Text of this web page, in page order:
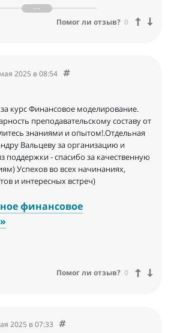
образование.
Помог ли отзыв? 0
2025 в 08:54
курс Финансовое моделирование.
преподавательскому составу от
знаниями и опытом!.Отдельная
Вальцеву за организацию и
поддержки - спасибо за качественную
Успехов во всех начинаниях,
и интересных встреч)
финансовое
Помог ли отзыв? 0
2025 в 07:33